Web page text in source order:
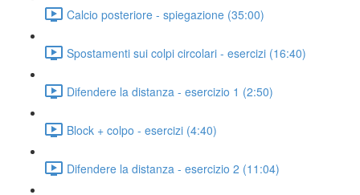
Calcio posteriore - spiegazione (35:00)
Spostamenti sui colpi circolari - esercizi (16:40)
Difendere la distanza - esercizio 1 (2:50)
Block + colpo - esercizi (4:40)
Difendere la distanza - esercizio 2 (11:04)